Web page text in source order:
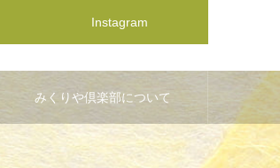
Instagram
みくりや倶楽部について